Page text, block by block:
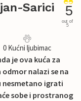
Sarici
5
out of
5
0 Kućni ljubimac
je ova kuća za
nalazi se na
nesmetano igrati
sobe i prostranog